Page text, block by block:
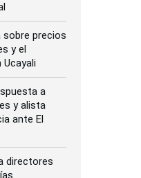
precios
y el
a
y alista
ante El
directores